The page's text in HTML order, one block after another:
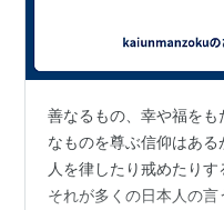
善なるもの、幸や福を
なものを尊ぶ信仰はあ
人を律したり戒めたりす
それが多くの日本人の